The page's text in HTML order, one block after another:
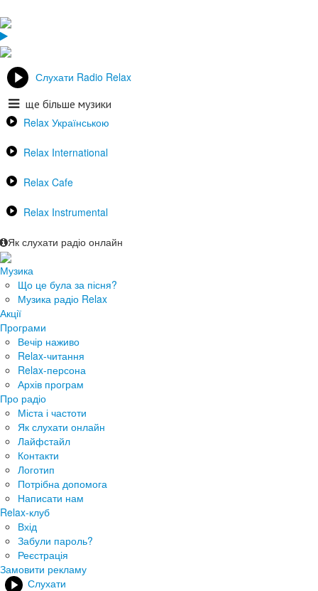
Слухати Radio Relax
ще більше музики
Relax Українською
Relax International
Relax Cafe
Relax Instrumental
Як слухати радіо онлайн
Музика
Що це була за пісня?
Музика радіо Relax
Акції
Програми
Вечір наживо
Relax-читання
Relax-персона
Архів програм
Про радіо
Міста і частоти
Як слухати онлайн
Лайфстайл
Контакти
Логотип
Потрібна допомога
Написати нам
Relax-клуб
Вхід
Забули пароль?
Реєстрація
Замовити рекламу
Слухати